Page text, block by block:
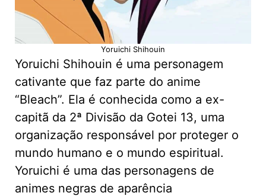
Yoruichi Shihouin
Yoruichi Shihouin é uma personagem
cativante que faz parte do anime
“Bleach”. Ela é conhecida como a ex-
capitã da 2ª Divisão da Gotei 13, uma
organização responsável por proteger o
mundo humano e o mundo espiritual.
Yoruichi é uma das personagens de
animes negras de aparência